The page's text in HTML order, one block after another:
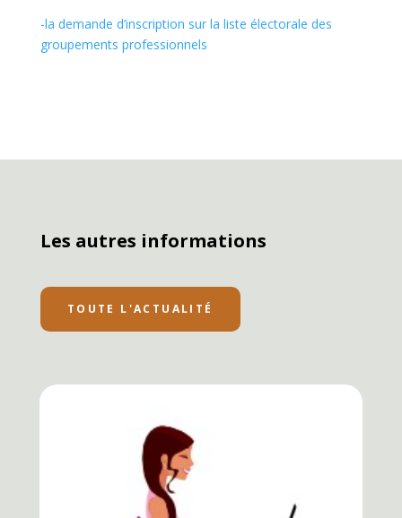
-la demande d’inscription sur la liste électorale des
groupements professionnels
Les autres informations
TOUTE L'ACTUALITÉ